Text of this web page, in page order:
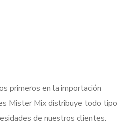
primeros en la importación
Mister Mix distribuye todo tipo
de nuestros clientes.